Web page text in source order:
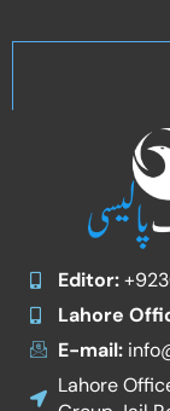
Editor:
Lahore
E-mail:
Lahore